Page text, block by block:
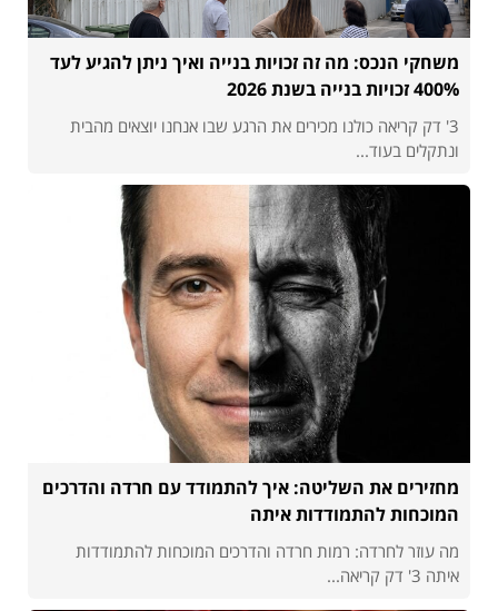
משחקי הנכס: מה זה זכויות בנייה ואיך ניתן להגיע לעד
400% זכויות בנייה בשנת 2026
3' דק קריאה כולנו מכירים את הרגע שבו אנחנו יוצאים מהבית
ונתקלים בעוד...
מחזירים את השליטה: איך להתמודד עם חרדה והדרכים
המוכחות להתמודדות איתה
מה עוזר לחרדה: רמות חרדה והדרכים המוכחות להתמודדות
איתה 3' דק קריאה...